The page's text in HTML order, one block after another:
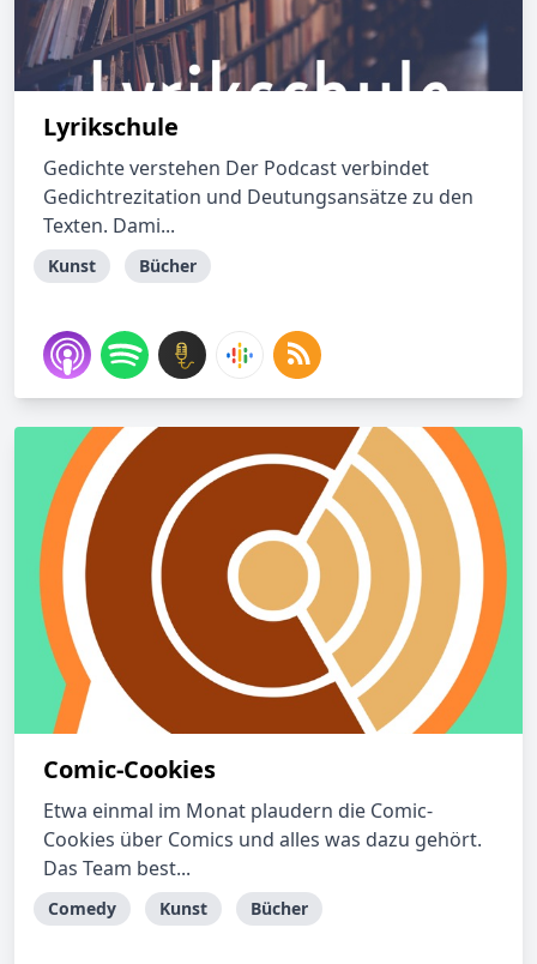
Lyrikschule
Gedichte verstehen Der Podcast verbindet
Gedichtrezitation und Deutungsansätze zu den
Texten. Dami...
Kunst Bücher
Comic-Cookies
Etwa einmal im Monat plaudern die Comic-
Cookies über Comics und alles was dazu gehört.
Das Team best...
Comedy Kunst Bücher